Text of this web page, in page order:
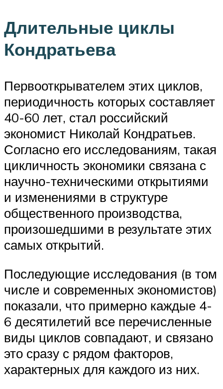
Длительные циклы
Кондратьева
Первооткрывателем этих циклов,
периодичность которых составляет
40-60 лет, стал российский
экономист Николай Кондратьев.
Согласно его исследованиям, такая
цикличность экономики связана с
научно-техническими открытиями
и изменениями в структуре
общественного производства,
произошедшими в результате этих
самых открытий.
Последующие исследования (в том
числе и современных экономистов)
показали, что примерно каждые 4-
6 десятилетий все перечисленные
виды циклов совпадают, и связано
это сразу с рядом факторов,
характерных для каждого из них.